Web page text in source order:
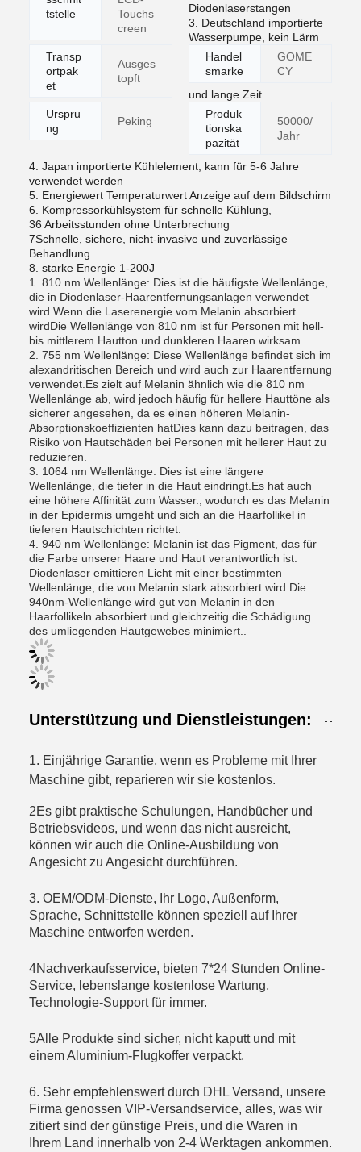
tstelle
Touchs
creen
Transp
ortpak
et
Ausges
topft
Handel
smarke
GOME
CY
Urspru
ng
Peking
Produk
tionska
pazität
50000/
Jahr
Diodenlaserstangen
3. Deutschland importierte
Wasserpumpe, kein Lärm
und lange Zeit
4. Japan importierte Kühlelement, kann für 5-6 Jahre
verwendet werden
5. Energiewert Temperaturwert Anzeige auf dem Bildschirm
6. Kompressorkühlsystem für schnelle Kühlung,
36 Arbeitsstunden ohne Unterbrechung
7Schnelle, sichere, nicht-invasive und zuverlässige
Behandlung
8. starke Energie 1-200J
1. 810 nm Wellenlänge: Dies ist die häufigste Wellenlänge,
die in Diodenlaser-Haarentfernungsanlagen verwendet
wird.Wenn die Laserenergie vom Melanin absorbiert
wirdDie Wellenlänge von 810 nm ist für Personen mit hell-
bis mittlerem Hautton und dunkleren Haaren wirksam.
2. 755 nm Wellenlänge: Diese Wellenlänge befindet sich im
alexandritischen Bereich und wird auch zur Haarentfernung
verwendet.Es zielt auf Melanin ähnlich wie die 810 nm
Wellenlänge ab, wird jedoch häufig für hellere Hauttöne als
sicherer angesehen, da es einen höheren Melanin-
Absorptionskoeffizienten hatDies kann dazu beitragen, das
Risiko von Hautschäden bei Personen mit hellerer Haut zu
reduzieren.
3. 1064 nm Wellenlänge: Dies ist eine längere
Wellenlänge, die tiefer in die Haut eindringt.Es hat auch
eine höhere Affinität zum Wasser., wodurch es das Melanin
in der Epidermis umgeht und sich an die Haarfollikel in
tieferen Hautschichten richtet.
4. 940 nm Wellenlänge: Melanin ist das Pigment, das für
die Farbe unserer Haare und Haut verantwortlich ist.
Diodenlaser emittieren Licht mit einer bestimmten
Wellenlänge, die von Melanin stark absorbiert wird.Die
940nm-Wellenlänge wird gut von Melanin in den
Haarfollikeln absorbiert und gleichzeitig die Schädigung
des umliegenden Hautgewebes minimiert..
Unterstützung und Dienstleistungen:
1. Einjährige Garantie, wenn es Probleme mit Ihrer
Maschine gibt, reparieren wir sie kostenlos.
2Es gibt praktische Schulungen, Handbücher und
Betriebsvideos, und wenn das nicht ausreicht,
können wir auch die Online-Ausbildung von
Angesicht zu Angesicht durchführen.
3. OEM/ODM-Dienste, Ihr Logo, Außenform,
Sprache, Schnittstelle können speziell auf Ihrer
Maschine entworfen werden.
4Nachverkaufsservice, bieten 7*24 Stunden Online-
Service, lebenslange kostenlose Wartung,
Technologie-Support für immer.
5Alle Produkte sind sicher, nicht kaputt und mit
einem Aluminium-Flugkoffer verpackt.
6. Sehr empfehlenswert durch DHL Versand, unsere
Firma genossen VIP-Versandservice, alles, was wir
zitiert sind der günstige Preis, und die Waren in
Ihrem Land innerhalb von 2-4 Werktagen ankommen.